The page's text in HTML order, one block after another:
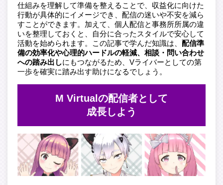
仕組みを理解して準備を整えることで、収益化に向けた
行動が具体的にイメージでき、配信の迷いや不安を減ら
すことができます。加えて、個人配信と事務所所属の違
いを整理しておくと、自分に合ったスタイルで安心して
活動を始められます。この記事で学んだ知識は、 配信準
備の効率化や心理的ハードルの軽減、相談・問い合わせ
への踏み出しにもつながるため、Vライバーとしての第
一歩を確実に踏み出す助けになるでしょう。
M Virtualの配信者として
成長しよう